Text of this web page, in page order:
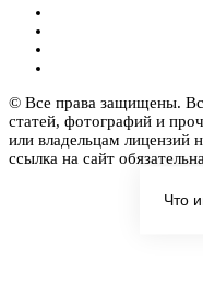
© Все права защищены.
статей, фотографий и
или владельцам лицензий
ссылка на сайт